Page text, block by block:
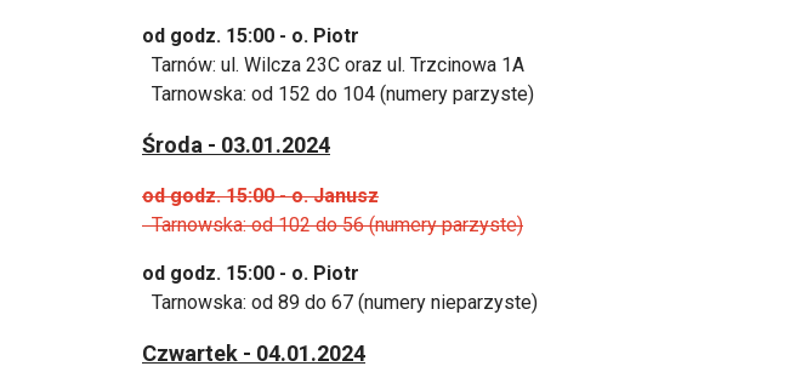
od godz. 15:00 - o. Piotr
Tarnów: ul. Wilcza 23C oraz ul. Trzcinowa 1A
Tarnowska: od 152 do 104 (numery parzyste)
Środa - 03.01.2024
od godz. 15:00 - o. Janusz
Tarnowska: od 102 do 56 (numery parzyste)
od godz. 15:00 - o. Piotr
Tarnowska: od 89 do 67 (numery nieparzyste)
Czwartek - 04.01.2024